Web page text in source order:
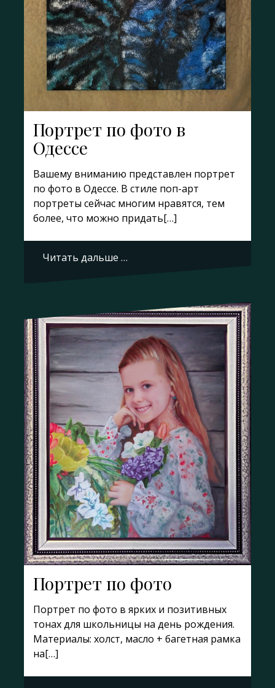
Портрет по фото в
Одессе
Вашему вниманию представлен портрет
по фото в Одессе. В стиле поп-арт
портреты сейчас многим нравятся, тем
более, что можно придать[…]
Читать дальше …
Портрет по фото
Портрет по фото в ярких и позитивных
тонах для школьницы на день рождения.
Материалы: холст, масло + багетная рамка
на[…]